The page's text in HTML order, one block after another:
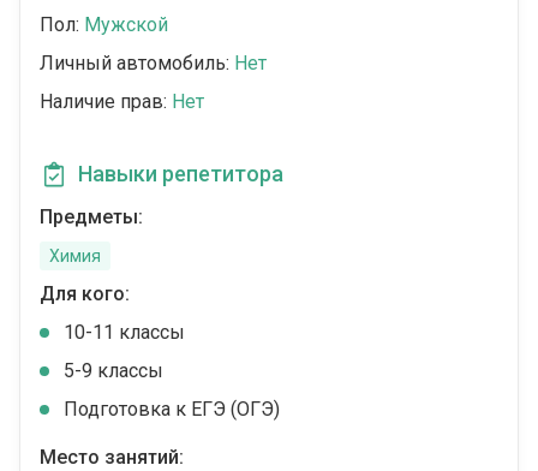
Пол: Мужской
Личный автомобиль: Нет
Наличие прав: Нет
Навыки репетитора
Предметы:
Химия
Для кого:
10-11 классы
5-9 классы
Подготовка к ЕГЭ (ОГЭ)
Место занятий: